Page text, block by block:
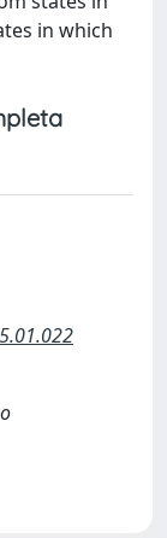
in which